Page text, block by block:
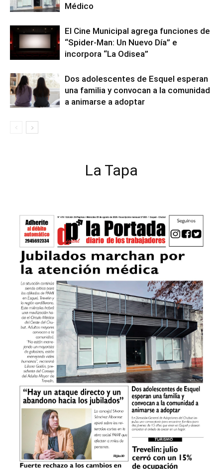
Médico
El Cine Municipal agrega funciones de
“Spider-Man: Un Nuevo Día” e
incorpora “La Odisea”
Dos adolescentes de Esquel esperan
una familia y convocan a la comunidad
a animarse a adoptar
La Tapa